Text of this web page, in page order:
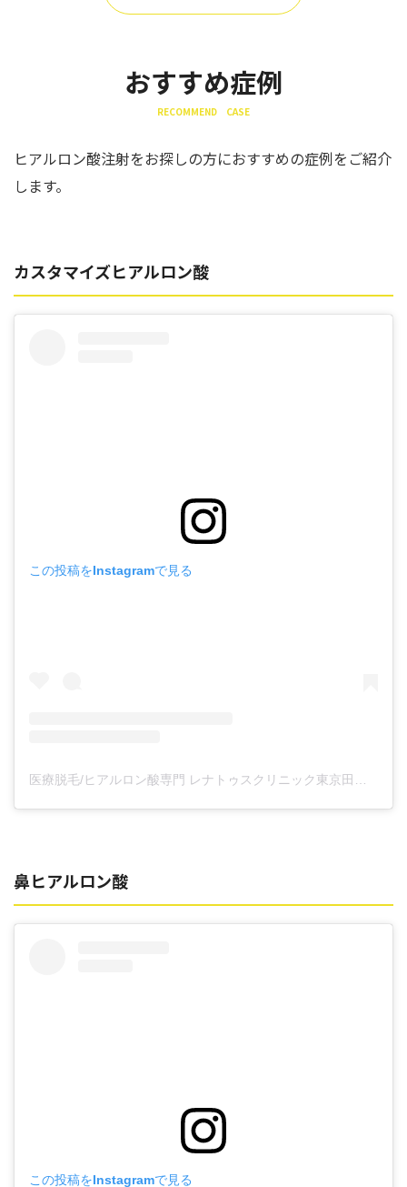
おすすめ症例
RECOMMEND CASE
ヒアルロン酸注射をお探しの方におすすめの症例をご紹介
します。
カスタマイズヒアルロン酸
この投稿をInstagramで見る
医療脱毛/ヒアルロン酸専門 レナトゥスクリニック東京田町院 東山麻伊子(@dr.higashiyama)がシェアした投稿
鼻ヒアルロン酸
この投稿をInstagramで見る